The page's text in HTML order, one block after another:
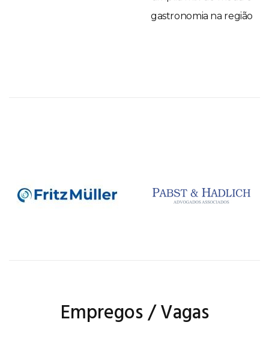
gastronomia na região
Empregos / Vagas